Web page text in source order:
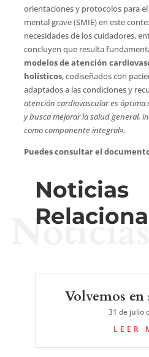
orientaciones y protocolos para
mental grave (SMIE) en este
necesidades de los cuidadores,
concluyen que resulta
modelos de atención
holísticos, codiseñados con
adaptados a las condiciones y
atención cardiovascular es
y busca mejorar la salud general,
como componente integral».
Puedes consultar el
Noticias
Noticias
Volvemos
31 de julio
LEER